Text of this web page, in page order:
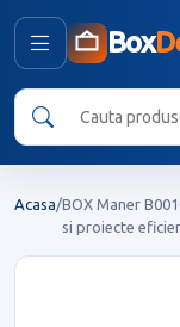
Box
Acasa/BOX Maner
si proiecte